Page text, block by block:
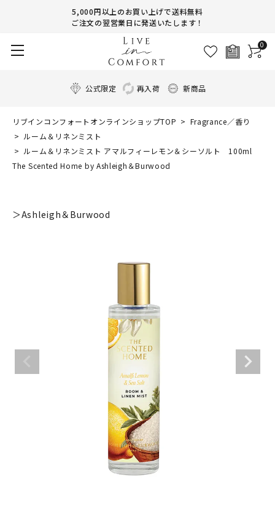
5,000円以上のお買い上げで送料無料
ご注文の翌営業日に発送いたします！
0
公式限定 再入荷 新商品
リブインコンフォートオンラインショップTOP
Fragrance／香り
ルーム＆リネンミスト
ルーム＆リネンミスト アマルフィーレモン＆シーソルト 100ml
The Scented Home by Ashleigh＆Burwood
＞Ashleigh＆Burwood